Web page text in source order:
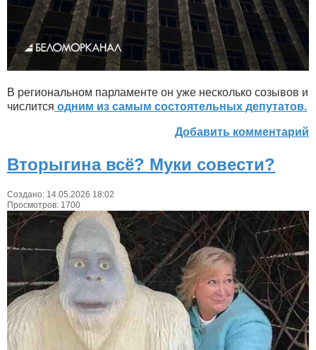
В региональном парламенте он уже несколько созывов и
числится одним из самым состоятельных депутатов.
Добавить комментарий
Вторыгина всё? Муки совести?
Создано: 14.05.2026 18:02
Просмотров: 1700